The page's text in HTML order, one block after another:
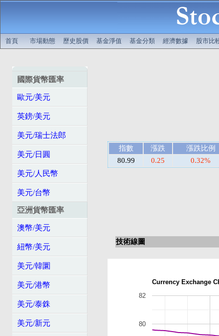
首頁 市場動態 歷史股價 基金淨值 基金分類 經濟數據 股市比
國際貨幣匯率
歐元/美元
英鎊/美元
美元/瑞士法郎
美元/日圓
美元/人民幣
美元/台幣
亞洲貨幣匯率
澳幣/美元
紐幣/美元
美元/韓圜
美元/港幣
美元/泰銖
美元/新元
指數 漲跌
漲跌比例
80.99
0.25 0.32%
技術線圖
Currency Exchange
80
82